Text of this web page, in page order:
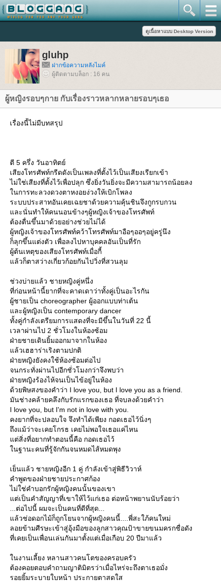
gluhp
ฝากข้อความหลังไมค์
ผู้ติดตามบล็อก : 16 คน
ผู้หญิงรอบๆกาย กับเรื่องราวหลากหลายรอบๆเธอ
เรื่องนี้ไม่มีบทสรุป
ตี 5 ครึ่ง วันอาทิตย์
เสียงโทรศัพท์กรีดดังเป็นเพลงที่ตั้งไว้เป็นเสียงเรียกเข้า
ไม่ใช่เสียงที่ตั้งไว้เพื่อปลุก ซึ่งยิ่งวันยิ่งจะมีความสามารถน้อยลง
นการทะลวงดวงตาหงอยง่วงให้เบิกโพลง
ระบบประสาทอันเคยเฉยชาด้วยความคุ้นชินจึงกูกรบกวน
ละนั่นทำให้คนนอนข้างๆผู้หญิงเจ้าของโทรศัพท์
ต้องตื่นขึ้นมาด้วยอย่างช่วยไม่ได้
ผู้หญิงเจ้าของโทรศัพท์คว้าโทรศัพท์มาอือๆออๆอยู่ครู่นึง
ก็ลุกขึ้นแต่งตัว เพื่อลงไปหาบุคคลอันเป็นที่รัก
ผู้ต้นเหตุของเสียงโทรศัพท์เมื่อกี้
ล้วก็ตาสว่างเกี่ยวก้อยกันไปวิ่งที่สวนลุม
ช่วงบ่ายแล้ว ชายหญิงคู่หนึ่ง
ที่ก่อนหน้านี้ยากที่จะคาดเดาว่าทั้งคู่เป็นอะไรกัน
ผู้ชายเป็น choreographer ผู้ออกแบบท่าเต้น
ละผู้หญิงเป็น contemporary dancer
ทั้งคู่กำลังเตรียมการแสดงที่จะมีขึ้นในวันที่ 22 นี้
เวลาผ่านไป 2 ชั่วโมงในห้องซ้อม
ฝ่ายชายเดินยิ้มออกมาจากในห้อง
ล้วเฮฮาร่าเริงตามปกติ
ฝ่ายหญิงยังคงใช้ห้องซ้อมต่อไป
จนกระทั่งผ่านไปอีกชั่วโมงกว่าจึงพบว่า
ฝ่ายหญิงร้องไห้จนเป็นไข้อยู่ในห้อง
ด้วยพิษสงของคำว่า I love you, but I love you as a friend.
มันช่างคล้ายคลึงกับรักแรกของเธอ ที่จบลงด้วยคำว่า
I love you, but I'm not in love with you.
คงยากที่จะปลอบใจ จึงทำได้เพียง กอดเธอไว้นิ่งๆ
ถึงแม้ว่าจะเคยโกรธ เคยไม่พอใจเธอแค่ไหน
ต่สิ่งที่อยากทำตอนนี้คือ กอดเธอไว้
นฐานะคนที่รู้จักกันจนหมดไส้หมดพุง
เย็นแล้ว ชายหญิงอีก 1 คู่ กำลังเข้าสู่พิธีวิวาห์
คำพูดของฝ่ายชายประกาศก้อง
ไม่ใช่คำบอกรักผู้หญิงคนนั้นของเขา
ต่เป็นคำสัญญาที่เขาให้ไว้แก่เธอ ต่อหน้าพยานนับร้อยว่า
...ต่อไปนี้ ผมจะเป็นคนที่ดีที่สุด...
ล้วช่อดอกไม้ก็ถูกโยนจากผู้หญิงคนนี้....พี่สะใภ้คนใหม่
ลอยข้ามศีรษะเข้าสู่อุ้งมือของลูกสาวคุณป้าขายขนมครกชื่อดัง
ที่เคยเป็นเพื่อนเล่นกันมาตั้งแต่เมื่อเกือบ 20 ปีมาแล้ว
นงานเลี้ยง หลานสาวคนโตของครอบครัว
ต้องคอยตอบคำถามญาติมิตรว่าเมื่อไหร่จะถึงตาเธอมั่ง
รอยยิ้มระบายใบหน้า ประกายตาสดใส